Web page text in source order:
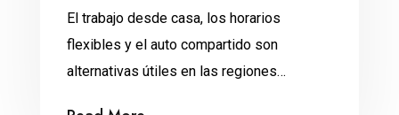
El trabajo desde casa, los horarios
flexibles y el auto compartido son
alternativas útiles en las regiones